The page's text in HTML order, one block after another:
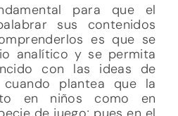
para que el
sus contenidos
es que se
analítico y se permita
con las ideas de
plantea que la
en niños como en